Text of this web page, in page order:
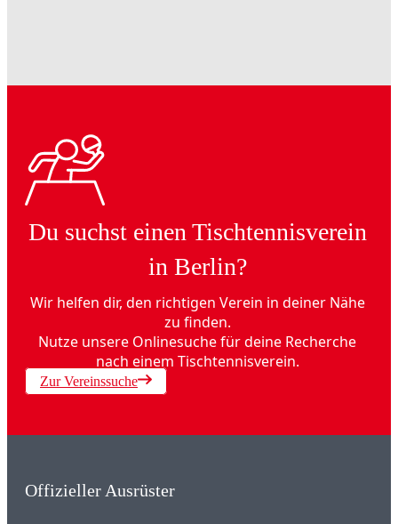
Du suchst einen Tischtennisverein
in Berlin?
Wir helfen dir, den richtigen Verein in deiner Nähe
zu finden.
Nutze unsere Onlinesuche für deine Recherche
nach einem Tischtennisverein.
Zur Vereinssuche
Offizieller Ausrüster